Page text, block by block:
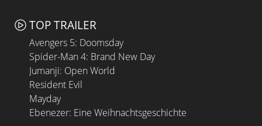
TOP TRAILER
Avengers 5: Doomsday
Spider-Man 4: Brand New Day
Jumanji: Open World
Resident Evil
Mayday
Ebenezer: Eine Weihnachtsgeschichte